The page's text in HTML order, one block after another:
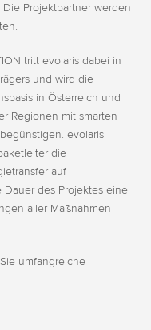
Projektpartner werden
tritt evolaris dabei in
und wird die
in Österreich und
Regionen mit smarten
evolaris
die
auf
des Projektes eine
aller Maßnahmen
umfangreiche